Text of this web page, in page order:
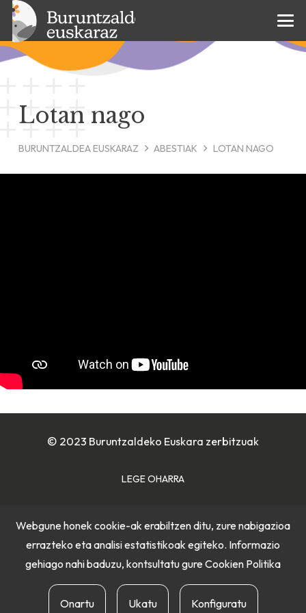
Lotan nago
BURUNTZALDEA EUSKARAZ ABESTIAK LOTAN NAGO
© 2023 Buruntzaldeko Euskara zerbitzuak
LEGE OHARRA
PRIBATUTASUN POLITIKA
Webgune honek cookie-ak erabiltzen ditu, zure nabigazioa
errazteko eta analisi estatistikoak egiteko. Informazio
gehiago nahi baduzu, kontsultatu gure Cookien Politika
Onartu Ukatu Konfiguratu